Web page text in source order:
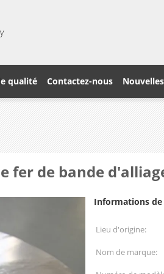
qualité Contactez-nous Nouvelles
fer de bande
Informations de
Lieu d'origine:
Nom de marque: